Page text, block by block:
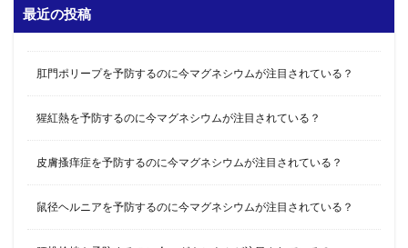
最近の投稿
肛門ポリープを予防するのに今マグネシウムが注目されている？
猩紅熱を予防するのに今マグネシウムが注目されている？
皮膚搔痒症を予防するのに今マグネシウムが注目されている？
鼠径ヘルニアを予防するのに今マグネシウムが注目されている？